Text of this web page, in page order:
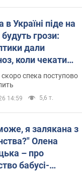
в Україні піде на
грози:
дали
коли чекати
погоди
скоро спека поступово
14:59 5,6 т.
я залякана з
Олена
– про
бабусі-